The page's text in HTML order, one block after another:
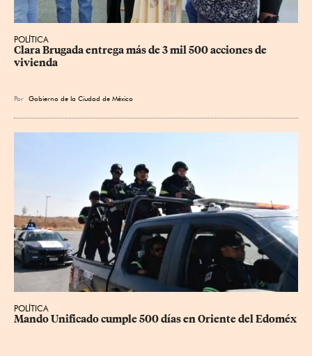
POLÍTICA
Clara Brugada entrega más de 3 mil 500 acciones de
vivienda
Por Gobierno de la Ciudad de México
POLÍTICA
Mando Unificado cumple 500 días en Oriente del Edoméx